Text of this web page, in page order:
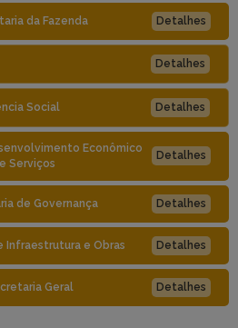
da Fazenda Detalhes
Detalhes
Social Detalhes
Econômico
Serviços
Detalhes
de Governança Detalhes
Infraestrutura e Obras Detalhes
Geral Detalhes